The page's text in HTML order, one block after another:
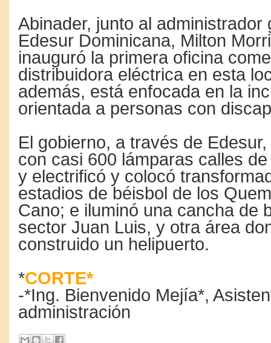
Abinader, junto al administrador
Edesur Dominicana, Milton
inauguró la primera oficina
distribuidora eléctrica en esta
además, está enfocada en la
orientada a personas con
El gobierno, a través de
con casi 600 lámparas calles
y electrificó y colocó
estadios de béisbol de los
Cano; e iluminó una cancha de
sector Juan Luis, y otra área
construido un helipuerto.
*CORTE*
-*Ing. Bienvenido Mejía*,
administración